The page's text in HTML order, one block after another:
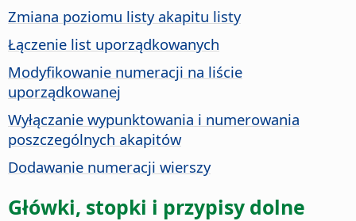
Zmiana poziomu listy akapitu listy
Łączenie list uporządkowanych
Modyfikowanie numeracji na liście
uporządkowanej
Wyłączanie wypunktowania i numerowania
poszczególnych akapitów
Dodawanie numeracji wierszy
Główki, stopki i przypisy dolne